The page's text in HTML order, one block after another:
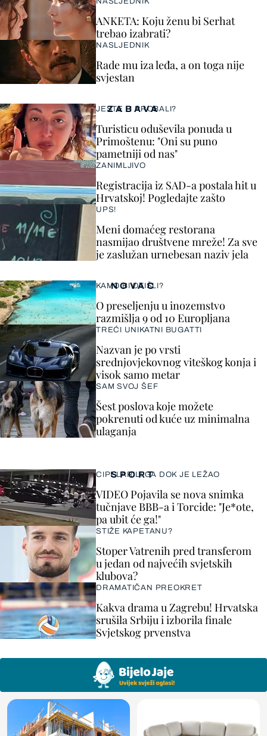
ZABAVA
JESTE LI PROBALI?
Turisticu oduševila ponuda u
Primoštenu: "Oni su puno
pametniji od nas"
ZANIMLJIVO
Registracija iz SAD-a postala hit u
Hrvatskoj! Pogledajte zašto
UPS!
Meni domaćeg restorana
nasmijao društvene mreže! Za sve
je zaslužan urnebesan naziv jela
SPORT
CIPELARILI GA DOK JE LEŽAO
VIDEO Pojavila se nova snimka
tučnjave BBB-a i Torcide: "Je*ote,
pa ubit će ga!"
STIŽE KAPETANU?
Stoper Vatrenih pred transferom
u jedan od najvećih svjetskih
klubova?
DRAMATIČAN PREOKRET
Kakva drama u Zagrebu! Hrvatska
srušila Srbiju i izborila finale
Svjetskog prvenstva
ANKETA: Koju ženu bi Serhat
trebao izabrati?
NASLJEDNIK
Rade mu iza leđa, a on toga nije
svjestan
NOVAC
KAMO BI OTIŠLI?
O preseljenju u inozemstvo
razmišlja 9 od 10 Europljana
TREĆI UNIKATNI BUGATTI
Nazvan je po vrsti
srednjovjekovnog viteškog konja i
visok samo metar
SAM SVOJ ŠEF
Šest poslova koje možete
pokrenuti od kuće uz minimalna
ulaganja